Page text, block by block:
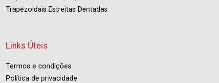
Trapezoidais Estreitas Dentadas
Links Úteis
Termos e condições
Política de privacidade